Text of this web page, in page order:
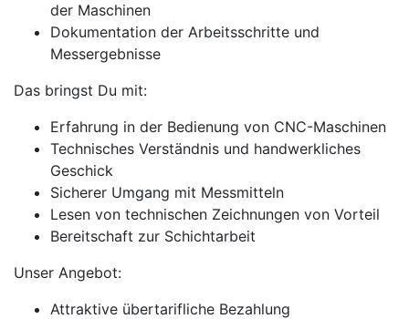
der Maschinen
Dokumentation der Arbeitsschritte und
Messergebnisse
Das bringst Du mit:
Erfahrung in der Bedienung von CNC-Maschinen
Technisches Verständnis und handwerkliches
Geschick
Sicherer Umgang mit Messmitteln
Lesen von technischen Zeichnungen von Vorteil
Bereitschaft zur Schichtarbeit
Unser Angebot:
Attraktive übertarifliche Bezahlung